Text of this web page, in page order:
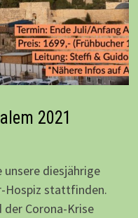
2021
unsere diesjährige
Hospiz stattfinden.
Corona-Krise